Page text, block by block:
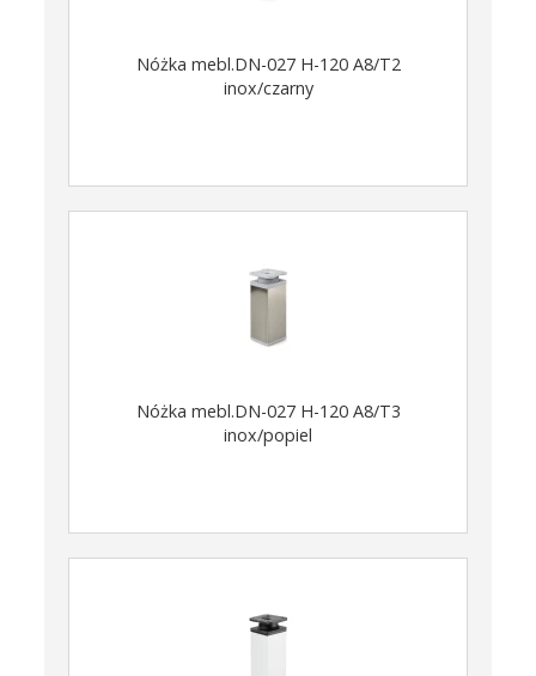
Nóżka mebl.DN-027 H-120 A8/T2
inox/czarny
Nóżka mebl.DN-027 H-120 A8/T3
inox/popiel